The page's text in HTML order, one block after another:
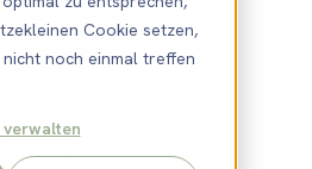
Cookie setzen,
noch einmal treffen